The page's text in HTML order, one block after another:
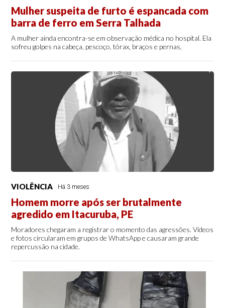
Mulher suspeita de furto é espancada com
barra de ferro em Serra Talhada
A mulher ainda encontra-se em observação médica no hospital. Ela
sofreu golpes na cabeça, pescoço, tórax, braços e pernas,
VIOLÊNCIA Há 3 meses
Homem morre após ser brutalmente
agredido em Itacuruba, PE
Moradores chegaram a registrar o momento das agressões. Vídeos
e fotos circularam em grupos de WhatsApp e causaram grande
repercussão na cidade.